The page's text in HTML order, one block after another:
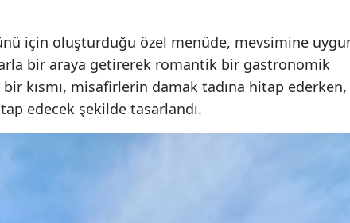
için oluşturduğu özel menüde, mevsimine
bir araya getirerek romantik bir gastronomik
kısmı, misafirlerin damak tadına hitap ederken,
edecek şekilde tasarlandı.